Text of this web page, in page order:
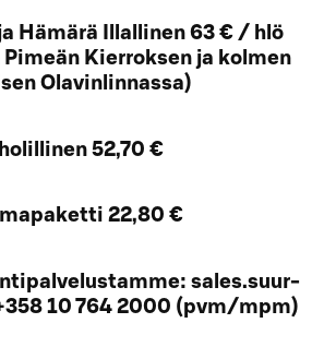
Hämärä Illallinen 63 € / hlö
Kierroksen ja kolmen
Olavinlinnassa)
52,70 €
22,80 €
sales.suur-
10 764 2000 (pvm/mpm)